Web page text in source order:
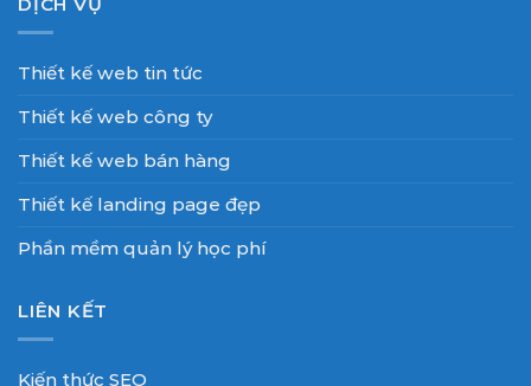
Thiết kế web tin tức
Thiết kế web công ty
Thiết kế web bán hàng
Thiết kế landing page đẹp
Phần mềm quản lý học phí
LIÊN KẾT
Kiến thức SEO